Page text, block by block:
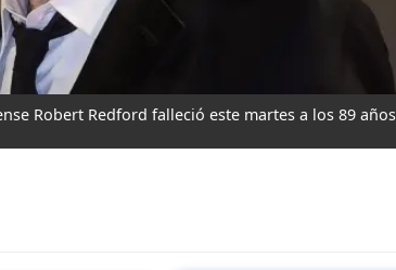
Robert Redford falleció este martes a los 89